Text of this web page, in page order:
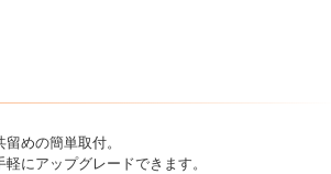
めの簡単取付。
にアップグレードできます。